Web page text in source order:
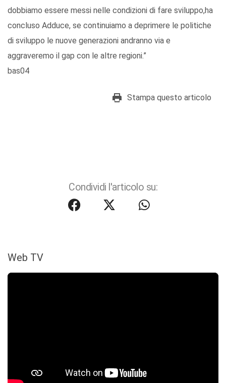
dobbiamo essere messi nelle condizioni di fare sviluppo,ha
concluso Adduce, se continuiamo a deprimere le politiche
di sviluppo le nuove generazioni andranno via e
aggraveremo il gap con le altre regioni.”
bas04
Stampa questo articolo
Condividi l'articolo su:
Web TV